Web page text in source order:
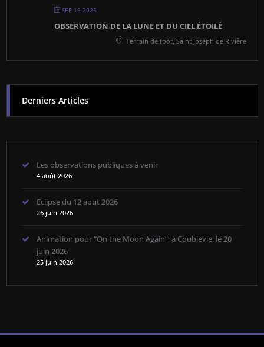
SEP 19 2026
OBSERVATION DE LA LUNE ET DU CIEL ÉTOILÉ
Terrain de foot, Saint Joseph de Rivière
Derniers Articles
Les observations publiques à venir
4 août 2026
Eclipse du 12 aout 2026
26 juin 2026
Animation pour “On the Moon Again”, à Coublevie, le 20
juin 2026
25 juin 2026